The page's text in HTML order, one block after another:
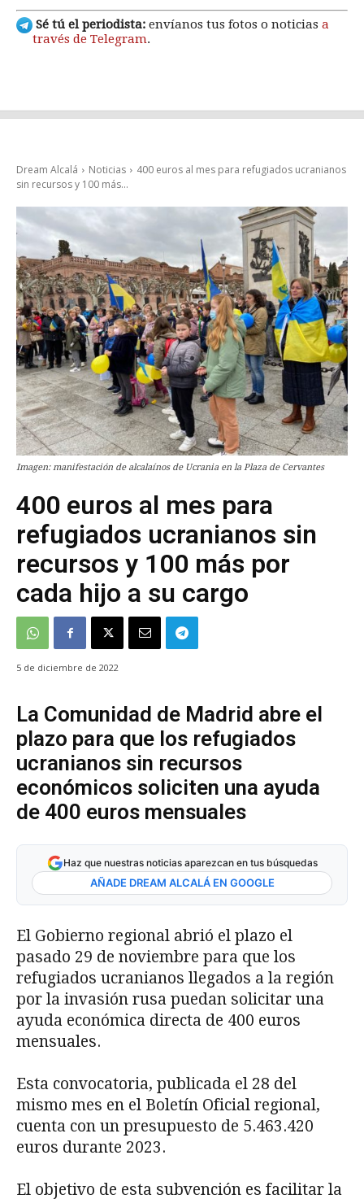
Sé tú el periodista: envíanos tus fotos o noticias a
través de Telegram.